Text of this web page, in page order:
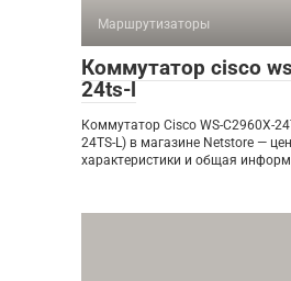
Маршрутизаторы
Коммутатор cisco
24ts-l
Коммутатор Cisco WS-C2960X-
24TS-L) в магазине Netstore —
характеристики и общая